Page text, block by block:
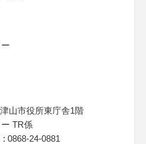
山市役所東庁舎1階
TR係
0868-24-0881